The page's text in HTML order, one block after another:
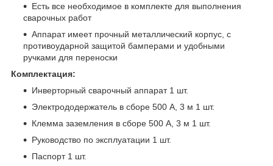
Есть все необходимое в комплекте для выполнения
сварочных работ
Аппарат имеет прочный металлический корпус, с
противоударной защитой бамперами и удобными
ручками для переноски
Комплектация:
Инверторный сварочный аппарат 1 шт.
Электрододержатель в сборе 500 А, 3 м 1 шт.
Клемма заземления в сборе 500 А, 3 м 1 шт.
Руководство по эксплуатации 1 шт.
Паспорт 1 шт.